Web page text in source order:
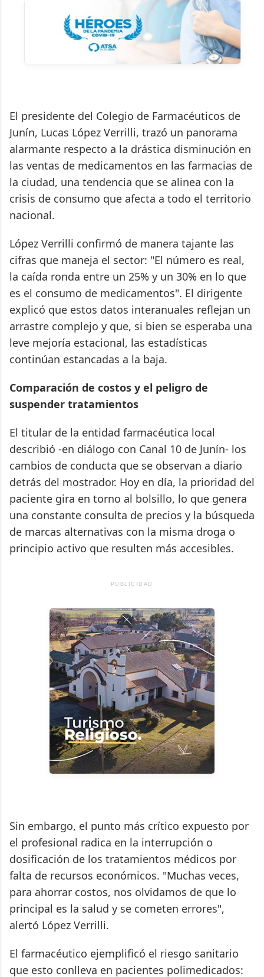
El presidente del Colegio de Farmacéuticos de
Junín, Lucas López Verrilli, trazó un panorama
alarmante respecto a la drástica disminución en
las ventas de medicamentos en las farmacias de
la ciudad, una tendencia que se alinea con la
crisis de consumo que afecta a todo el territorio
nacional.
López Verrilli confirmó de manera tajante las
cifras que maneja el sector: "El número es real,
la caída ronda entre un 25% y un 30% en lo que
es el consumo de medicamentos". El dirigente
explicó que estos datos interanuales reflejan un
arrastre complejo y que, si bien se esperaba una
leve mejoría estacional, las estadísticas
continúan estancadas a la baja.
Comparación de costos y el peligro de
suspender tratamientos
El titular de la entidad farmacéutica local
describió -en diálogo con Canal 10 de Junín- los
cambios de conducta que se observan a diario
detrás del mostrador. Hoy en día, la prioridad del
paciente gira en torno al bolsillo, lo que genera
una constante consulta de precios y la búsqueda
de marcas alternativas con la misma droga o
principio activo que resulten más accesibles.
PUBLICIDAD
Sin embargo, el punto más crítico expuesto por
el profesional radica en la interrupción o
dosificación de los tratamientos médicos por
falta de recursos económicos. "Muchas veces,
para ahorrar costos, nos olvidamos de que lo
principal es la salud y se cometen errores",
alertó López Verrilli.
El farmacéutico ejemplificó el riesgo sanitario
que esto conlleva en pacientes polimedicados: